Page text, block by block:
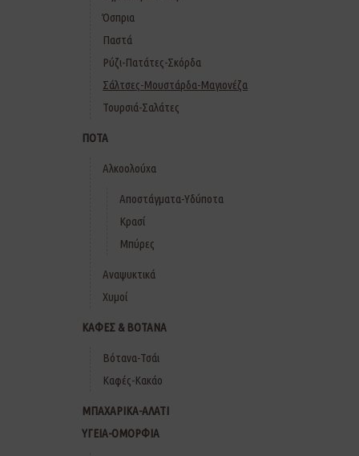
Όσπρια
Παστά
Ρύζι-Πατάτες-Σκόρδα
Σάλτσες-Μουστάρδα-Μαγιονέζα
Τουρσιά-Σαλάτες
ΠΟΤΑ
Αλκοολούχα
Αποστάγματα-Υδύποτα
Κρασί
Μπύρες
Αναψυκτικά
Χυμοί
ΚΑΦΕΣ & ΒΟΤΑΝΑ
Βότανα-Τσάι
Καφές-Κακάο
ΜΠΑΧΑΡΙΚΑ-ΑΛΑΤΙ
ΥΓΕΙΑ-ΟΜΟΡΦΙΑ